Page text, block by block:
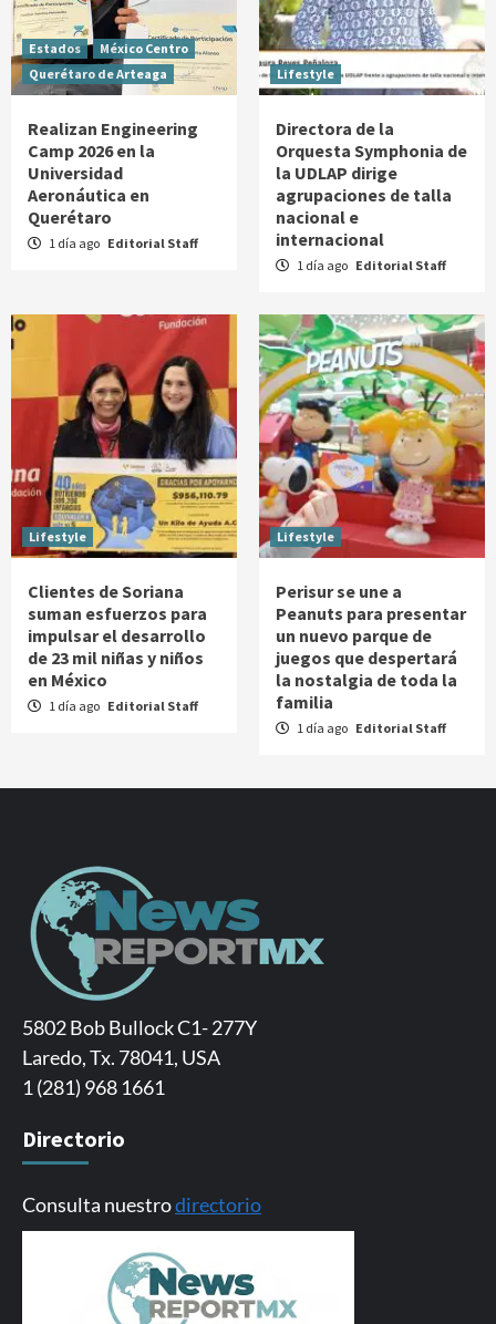
Estados
México Centro
Querétaro de Arteaga
Realizan Engineering
Camp 2026 en la
Universidad
Aeronáutica en
Querétaro
1 día ago Editorial Staff
Lifestyle
Directora de la
Orquesta Symphonia de
la UDLAP dirige
agrupaciones de talla
nacional e
internacional
1 día ago Editorial Staff
Lifestyle
Clientes de Soriana
suman esfuerzos para
impulsar el desarrollo
de 23 mil niñas y niños
en México
1 día ago Editorial Staff
Lifestyle
Perisur se une a
Peanuts para presentar
un nuevo parque de
juegos que despertará
la nostalgia de toda la
familia
1 día ago Editorial Staff
5802 Bob Bullock C1- 277Y
Laredo, Tx. 78041, USA
1 (281) 968 1661
Directorio
Consulta nuestrodirectorio